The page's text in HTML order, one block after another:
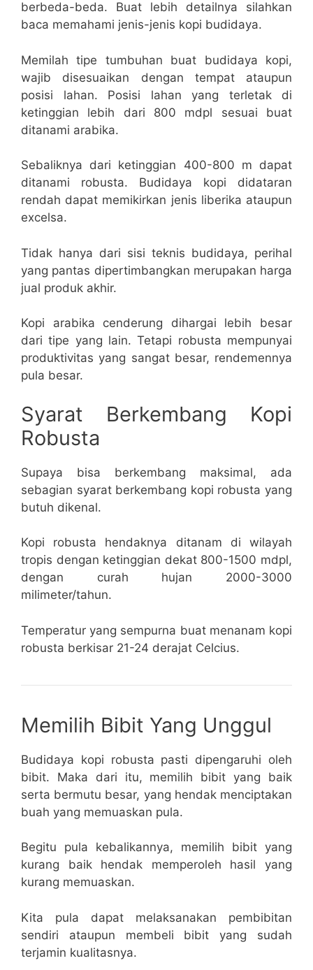
berbeda-beda. Buat lebih detailnya silahkan
baca memahami jenis-jenis kopi budidaya.
Memilah tipe tumbuhan buat budidaya kopi,
wajib disesuaikan dengan tempat ataupun
posisi lahan. Posisi lahan yang terletak di
ketinggian lebih dari 800 mdpl sesuai buat
ditanami arabika.
Sebaliknya dari ketinggian 400-800 m dapat
ditanami robusta. Budidaya kopi didataran
rendah dapat memikirkan jenis liberika ataupun
excelsa.
Tidak hanya dari sisi teknis budidaya, perihal
yang pantas dipertimbangkan merupakan harga
jual produk akhir.
Kopi arabika cenderung dihargai lebih besar
dari tipe yang lain. Tetapi robusta mempunyai
produktivitas yang sangat besar, rendemennya
pula besar.
Syarat Berkembang Kopi
Robusta
Supaya bisa berkembang maksimal, ada
sebagian syarat berkembang kopi robusta yang
butuh dikenal.
Kopi robusta hendaknya ditanam di wilayah
tropis dengan ketinggian dekat 800-1500 mdpl,
dengan curah hujan 2000-3000
milimeter/tahun.
Temperatur yang sempurna buat menanam kopi
robusta berkisar 21-24 derajat Celcius.
Memilih Bibit Yang Unggul
Budidaya kopi robusta pasti dipengaruhi oleh
bibit. Maka dari itu, memilih bibit yang baik
serta bermutu besar, yang hendak menciptakan
buah yang memuaskan pula.
Begitu pula kebalikannya, memilih bibit yang
kurang baik hendak memperoleh hasil yang
kurang memuaskan.
Kita pula dapat melaksanakan pembibitan
sendiri ataupun membeli bibit yang sudah
terjamin kualitasnya.